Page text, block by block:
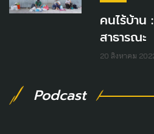
คนไร้บ้าน
สาธารณะ
20 สิงหาคม
Podcast